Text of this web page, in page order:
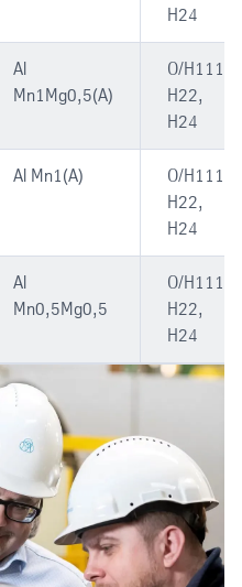
H24
Al
Mn1Mg0,5(A)
O/H111,
H22,
H24
Al Mn1(A)
O/H111,
H22,
H24
Al
Mn0,5Mg0,5
O/H111,
H22,
H24